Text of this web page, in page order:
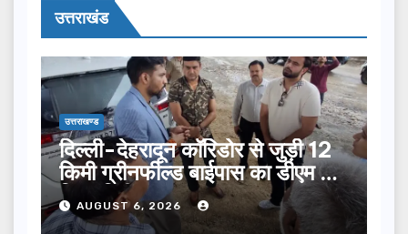
उत्तराखंड
उत्तराखण्ड
दिल्ली-देहरादून कॉरिडोर से जुड़ी 12
किमी ग्रीनफील्ड बाईपास का डीएम ने
किया निरीक्षण…
AUGUST 6, 2026